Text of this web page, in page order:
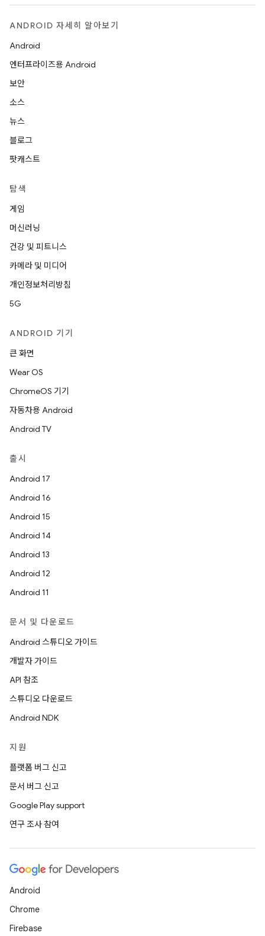
ANDROID 자세히 알아보기
Android
엔터프라이즈용 Android
보안
소스
뉴스
블로그
팟캐스트
탐색
게임
머신러닝
건강 및 피트니스
카메라 및 미디어
개인정보처리방침
5G
ANDROID 기기
큰 화면
Wear OS
ChromeOS 기기
자동차용 Android
Android TV
출시
Android 17
Android 16
Android 15
Android 14
Android 13
Android 12
Android 11
문서 및 다운로드
Android 스튜디오 가이드
개발자 가이드
API 참조
스튜디오 다운로드
Android NDK
지원
플랫폼 버그 신고
문서 버그 신고
Google Play support
연구 조사 참여
Android
Chrome
Firebase